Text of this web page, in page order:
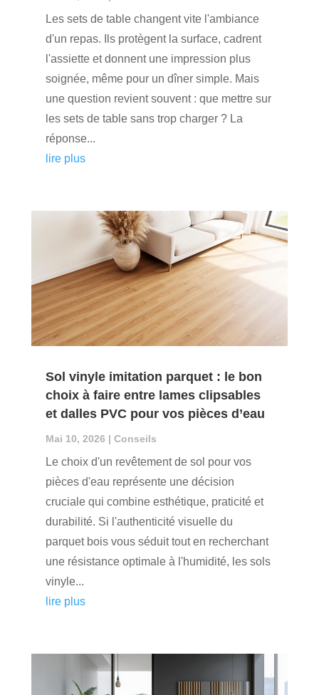
Les sets de table changent vite l'ambiance
d'un repas. Ils protègent la surface, cadrent
l'assiette et donnent une impression plus
soignée, même pour un dîner simple. Mais
une question revient souvent : que mettre sur
les sets de table sans trop charger ? La
réponse...
lire plus
Sol vinyle imitation parquet : le bon
choix à faire entre lames clipsables
et dalles PVC pour vos pièces d’eau
Mai 10, 2026 | Conseils
Le choix d'un revêtement de sol pour vos
pièces d'eau représente une décision
cruciale qui combine esthétique, praticité et
durabilité. Si l'authenticité visuelle du
parquet bois vous séduit tout en recherchant
une résistance optimale à l'humidité, les sols
vinyle...
lire plus